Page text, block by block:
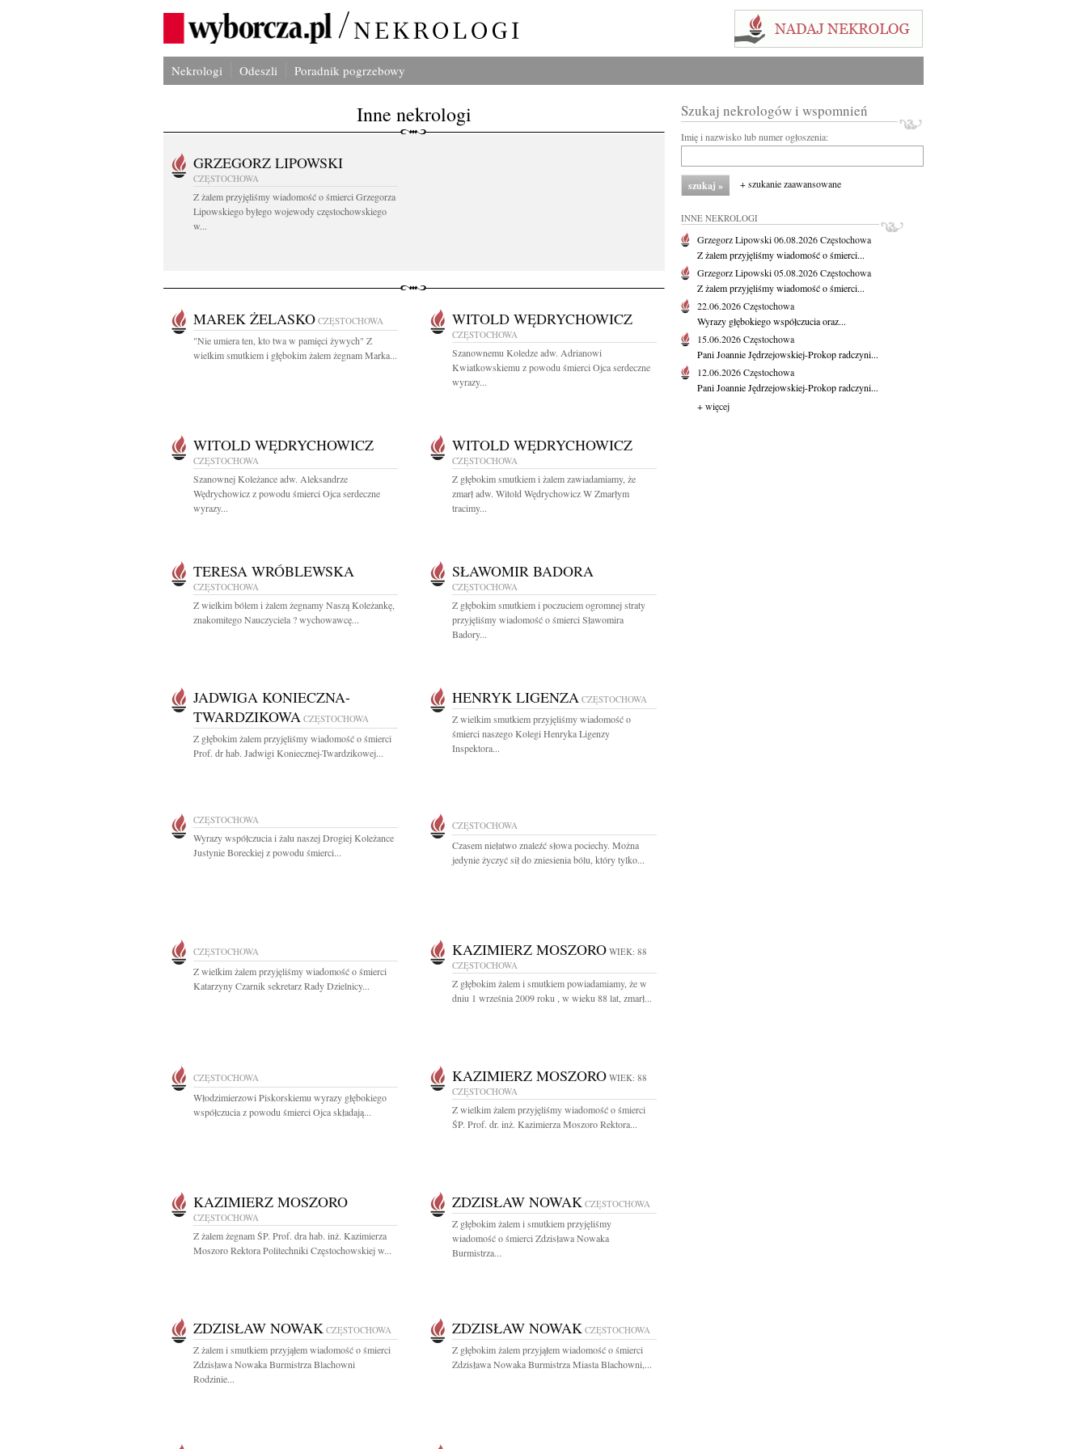
Nekrologi Odeszli Poradnik pogrzebowy
Inne nekrologi
GRZEGORZ LIPOWSKI
CZĘSTOCHOWA
Z żalem przyjęliśmy wiadomość o śmierci Grzegorza
Lipowskiego byłego wojewody częstochowskiego
w...
MAREK ŻELASKO CZĘSTOCHOWA
"Nie umiera ten, kto twa w pamięci żywych" Z
wielkim smutkiem i głębokim żalem żegnam Marka...
WITOLD WĘDRYCHOWICZ
CZĘSTOCHOWA
Szanownemu Koledze adw. Adrianowi
Kwiatkowskiemu z powodu śmierci Ojca serdeczne
wyrazy...
WITOLD WĘDRYCHOWICZ
CZĘSTOCHOWA
Szanownej Koleżance adw. Aleksandrze
Wędrychowicz z powodu śmierci Ojca serdeczne
wyrazy...
WITOLD WĘDRYCHOWICZ
CZĘSTOCHOWA
Z głębokim smutkiem i żalem zawiadamiamy, że
zmarł adw. Witold Wędrychowicz W Zmarłym
tracimy...
TERESA WRÓBLEWSKA
CZĘSTOCHOWA
Z wielkim bólem i żalem żegnamy Naszą Koleżankę,
znakomitego Nauczyciela ? wychowawcę...
SŁAWOMIR BADORA
CZĘSTOCHOWA
Z głębokim smutkiem i poczuciem ogromnej straty
przyjęliśmy wiadomość o śmierci Sławomira
Badory...
JADWIGA KONIECZNA-
TWARDZIKOWA CZĘSTOCHOWA
Z głębokim żalem przyjęliśmy wiadomość o śmierci
Prof. dr hab. Jadwigi Koniecznej-Twardzikowej...
HENRYK LIGENZA CZĘSTOCHOWA
Z wielkim smutkiem przyjęliśmy wiadomość o
śmierci naszego Kolegi Henryka Ligenzy
Inspektora...
CZĘSTOCHOWA
Wyrazy współczucia i żalu naszej Drogiej Koleżance
Justynie Boreckiej z powodu śmierci...
CZĘSTOCHOWA
Czasem niełatwo znaleźć słowa pociechy. Można
jedynie życzyć sił do zniesienia bólu, który tylko...
CZĘSTOCHOWA
Z wielkim żalem przyjęliśmy wiadomość o śmierci
Katarzyny Czarnik sekretarz Rady Dzielnicy...
KAZIMIERZ MOSZORO WIEK: 88
CZĘSTOCHOWA
Z głębokim żalem i smutkiem powiadamiamy, że w
dniu 1 września 2009 roku , w wieku 88 lat, zmarł...
CZĘSTOCHOWA
Włodzimierzowi Piskorskiemu wyrazy głębokiego
współczucia z powodu śmierci Ojca składają...
KAZIMIERZ MOSZORO WIEK: 88
CZĘSTOCHOWA
Z wielkim żalem przyjęliśmy wiadomość o śmierci
ŚP. Prof. dr. inż. Kazimierza Moszoro Rektora...
KAZIMIERZ MOSZORO
CZĘSTOCHOWA
Z żalem żegnam ŚP. Prof. dra hab. inż. Kazimierza
Moszoro Rektora Politechniki Częstochowskiej w...
ZDZISŁAW NOWAK CZĘSTOCHOWA
Z głębokim żalem i smutkiem przyjęliśmy
wiadomość o śmierci Zdzisława Nowaka
Burmistrza...
ZDZISŁAW NOWAK CZĘSTOCHOWA
Z żalem i smutkiem przyjąłem wiadomość o śmierci
Zdzisława Nowaka Burmistrza Blachowni
Rodzinie...
ZDZISŁAW NOWAK CZĘSTOCHOWA
Z głębokim żalem przyjąłem wiadomość o śmierci
Zdzisława Nowaka Burmistrza Miasta Blachowni,...
Szukaj nekrologów i wspomnień
Imię i nazwisko lub numer ogłoszenia:
+ szukanie zaawansowane
INNE NEKROLOGI
Grzegorz Lipowski06.08.2026Częstochowa
Z żalem przyjęliśmy wiadomość o śmierci...
Grzegorz Lipowski05.08.2026Częstochowa
Z żalem przyjęliśmy wiadomość o śmierci...
22.06.2026Częstochowa
Wyrazy głębokiego współczucia oraz...
15.06.2026Częstochowa
Pani Joannie Jędrzejowskiej-Prokop radczyni...
12.06.2026Częstochowa
Pani Joannie Jędrzejowskiej-Prokop radczyni...
+ więcej